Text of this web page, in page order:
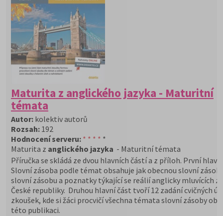
Maturita z anglického jazyka - Maturitní
témata
Autor: kolektiv autorů
Rozsah: 192
Hodnocení serveru: * * * * *
Maturita z anglického jazyka - Maturitní témata
Příručka se skládá ze dvou hlavních částí a z příloh. První
Slovní zásoba podle témat obsahuje jak obecnou slovní
slovní zásobu a poznatky týkající se reálií anglicky mluvících
České republiky. Druhou hlavní část tvoří 12 zadání cvičných
zkoušek, kde si žáci procvičí všechna témata slovní zásoby
této publikaci.